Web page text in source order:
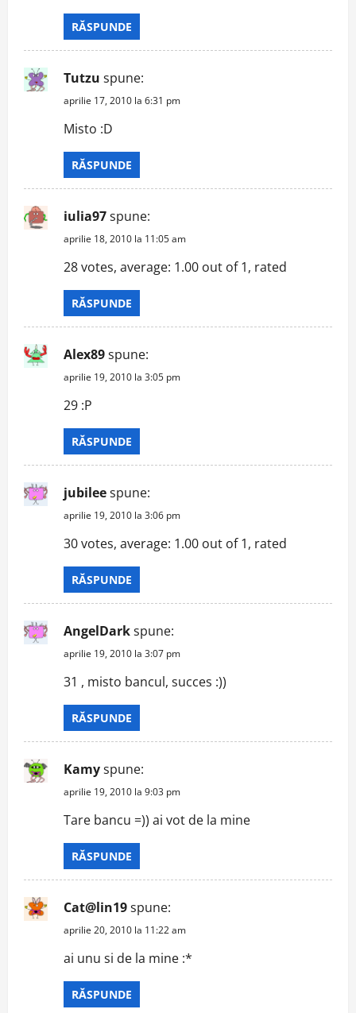
RĂSPUNDE
Tutzu spune:
aprilie 17, 2010 la 6:31 pm
Misto :D
RĂSPUNDE
iulia97spune:
aprilie 18, 2010 la 11:05 am
28 votes, average: 1.00 out of 1, rated
RĂSPUNDE
Alex89spune:
aprilie 19, 2010 la 3:05 pm
29 :P
RĂSPUNDE
jubileespune:
aprilie 19, 2010 la 3:06 pm
30 votes, average: 1.00 out of 1, rated
RĂSPUNDE
AngelDarkspune:
aprilie 19, 2010 la 3:07 pm
31 , misto bancul, succes :))
RĂSPUNDE
Kamyspune:
aprilie 19, 2010 la 9:03 pm
Tare bancu =)) ai vot de la mine
RĂSPUNDE
Cat@lin19spune:
aprilie 20, 2010 la 11:22 am
ai unu si de la mine :*
RĂSPUNDE